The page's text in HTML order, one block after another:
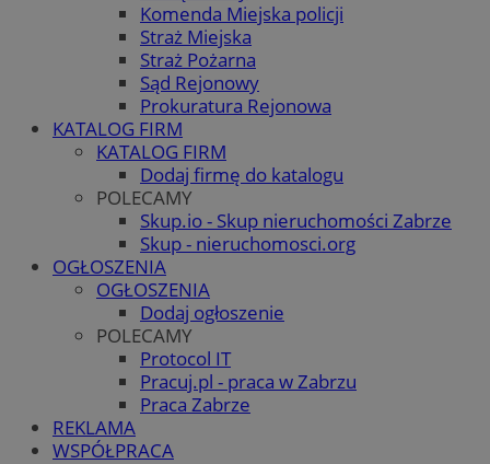
Komenda Miejska policji
Straż Miejska
Straż Pożarna
Sąd Rejonowy
Prokuratura Rejonowa
KATALOG FIRM
KATALOG FIRM
Dodaj firmę do katalogu
POLECAMY
Skup.io - Skup nieruchomości Zabrze
Skup - nieruchomosci.org
OGŁOSZENIA
OGŁOSZENIA
Dodaj ogłoszenie
POLECAMY
Protocol IT
Pracuj.pl - praca w Zabrzu
Praca Zabrze
REKLAMA
WSPÓŁPRACA